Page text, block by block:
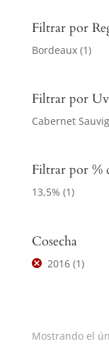
Filtrar por
Bordeaux (1)
Filtrar por
Cabernet
Filtrar por %
13,5% (1)
Cosecha
2016 (1)
Mostrando el